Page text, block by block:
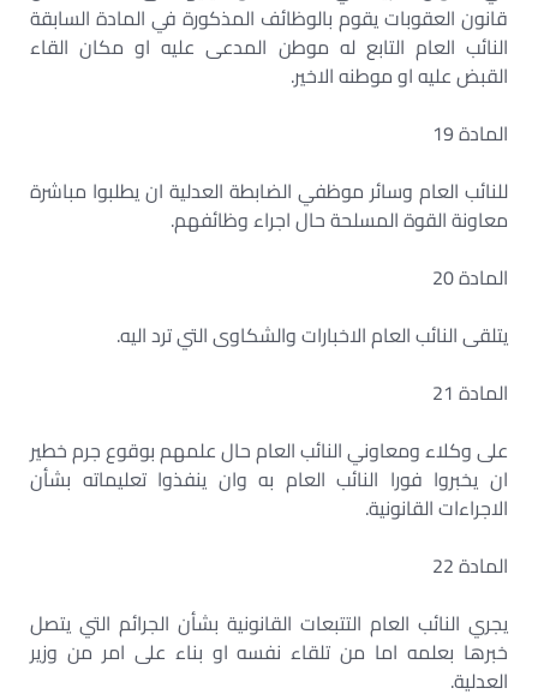
قانون العقوبات يقوم بالوظائف المذكورة في المادة السابقة
النائب العام التابع له موطن المدعى عليه او مكان القاء
القبض عليه او موطنه الاخير.
المادة 19
للنائب العام وسائر موظفي الضابطة العدلية ان يطلبوا مباشرة
معاونة القوة المسلحة حال اجراء وظائفهم.
المادة 20
يتلقى النائب العام الاخبارات والشكاوى التي ترد اليه.
المادة 21
على وكلاء ومعاوني النائب العام حال علمهم بوقوع جرم خطير
ان يخبروا فورا النائب العام به وان ينفذوا تعليماته بشأن
الاجراءات القانونية.
المادة 22
يجري النائب العام التتبعات القانونية بشأن الجرائم التي يتصل
خبرها بعلمه اما من تلقاء نفسه او بناء على امر من وزير
العدلية.